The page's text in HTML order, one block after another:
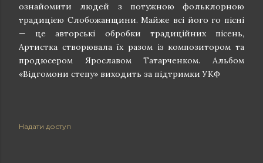
ознайомити людей з потужною фольклорною
традицією Слобожанщини. Майже всі його го пісні
— це авторські обробки традиційних пісень,
Артистка створювала їх разом із композитором та
продюсером Ярославом Татарченком. Альбом
«Відгомони степу» виходить за підтримки УКФ
Надати доступ